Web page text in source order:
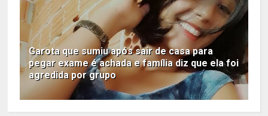
Garota que sumiu após sair de casa para
pegar exame é achada e família diz que ela foi
agredida por grupo